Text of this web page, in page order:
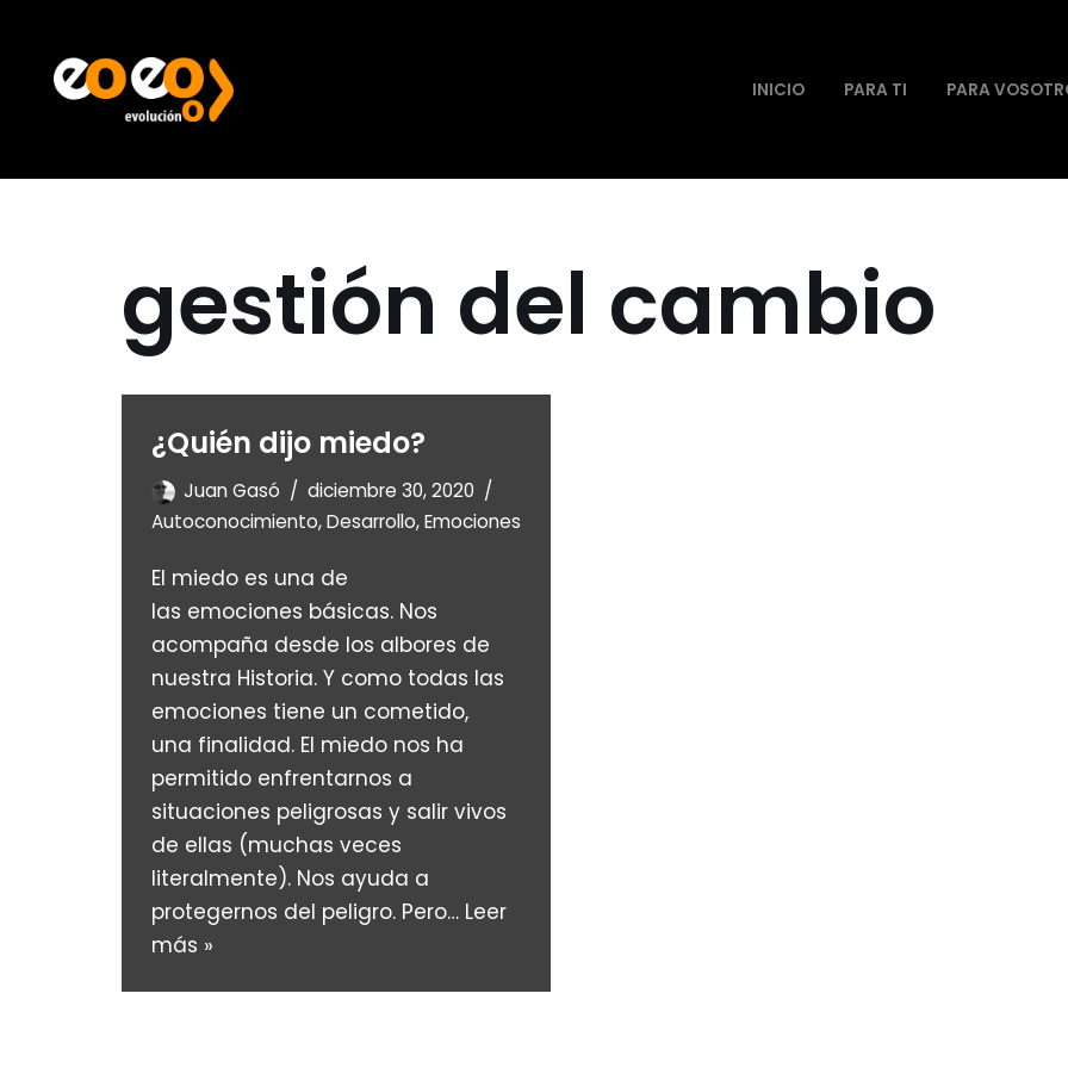
Saltar
INICIO PARA TI PARA
gestión del cambio
¿Quién dijo miedo?
Juan Gasó
diciembre 30, 2020
Autoconocimiento,Desarrollo,Emociones
El miedo es una de
las emociones básicas. Nos
acompaña desde los albores de
nuestra Historia. Y como todas las
emociones tiene un cometido,
una finalidad. El miedo nos ha
permitido enfrentarnos a
situaciones peligrosas y salir vivos
de ellas (muchas veces
literalmente). Nos ayuda a
protegernos del peligro. Pero… Leer
más »